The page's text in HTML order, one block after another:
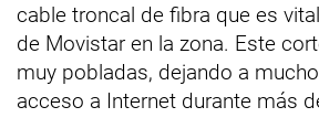
cable troncal de fibra que es
de Movistar en la zona. Este
muy pobladas, dejando a
acceso a Internet durante más